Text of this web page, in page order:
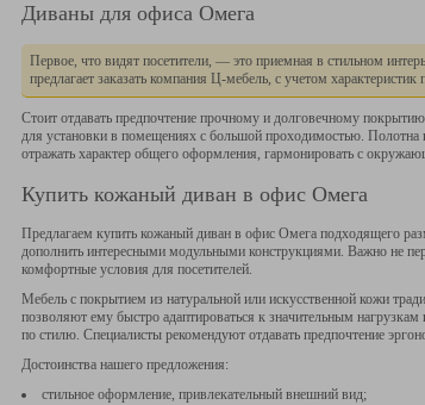
Диваны для офиса Омега
Первое, что видят посетители, — это приемная в стильном
предлагает заказать компания Ц-мебель, с учетом
Стоит отдавать предпочтение прочному и долговечному
для установки в помещениях с большой проходимостью.
отражать характер общего оформления, гармонировать с
Купить кожаный диван в офис Омега
Предлагаем купить кожаный диван в офис Омега подходящего
дополнить интересными модульными конструкциями. Важно не
комфортные условия для посетителей.
Мебель с покрытием из натуральной или искусственной кожи
позволяют ему быстро адаптироваться к значительным
по стилю. Специалисты рекомендуют отдавать предпочтение
Достоинства нашего предложения:
стильное оформление, привлекательный внешний вид;